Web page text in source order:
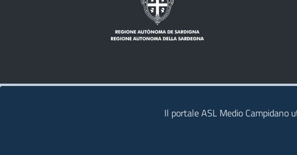
Il portale ASL Medio Campidano